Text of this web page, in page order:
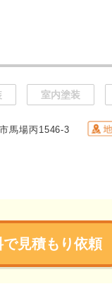
室内塗装
馬場丙1546-3
見積もり依頼